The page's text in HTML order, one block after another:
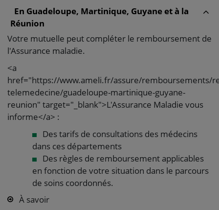
En Guadeloupe, Martinique, Guyane et à la
Réunion
Votre mutuelle peut compléter le remboursement de
l'Assurance maladie.
<a
href="https://www.ameli.fr/assure/remboursements/
telemedecine/guadeloupe-martinique-guyane-
reunion" target="_blank">L'Assurance Maladie vous
informe</a> :
Des tarifs de consultations des médecins
dans ces départements
Des règles de remboursement applicables
en fonction de votre situation dans le parcours
de soins coordonnés.
À savoir